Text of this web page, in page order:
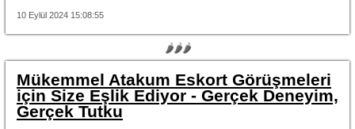
10 Eylül 2024 15:08:55
🌶🌶🌶
Mükemmel Atakum Eskort Görüşmeleri
için Size Eşlik Ediyor - Gerçek Deneyim,
Gerçek Tutku